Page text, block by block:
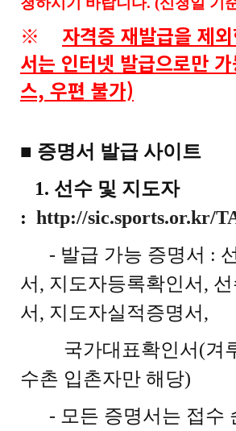
※ 자격증 재발급을 제
서는 인터넷 발급으로만
스, 우편 불가)
■ 증명서 발급 사이트
1. 선수 및 지도자
: http://sic.sports.or.kr/
- 발급 가능 증명서 :
서, 지도자등록확인서,
서, 지도자실적증명서,
국가대표확인서(겨
수촌 입촌자만 해당)
- 모든 증명서는 접수